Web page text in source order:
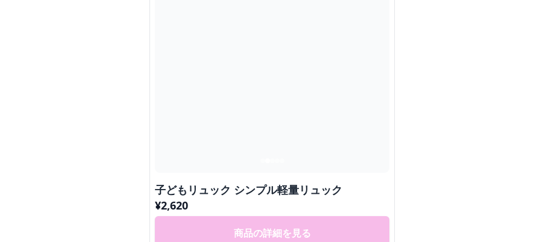
子どもリュック シンプル軽量リュック
¥2,620
商品の詳細を見る